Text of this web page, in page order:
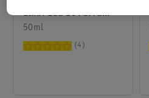
Elixir Eau De Parfum
50ml
4